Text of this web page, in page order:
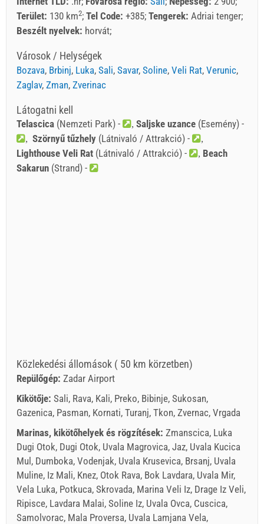
Terület: 130 km2 Tel Code: +385 Tengerek: Adriai tenger
Beszélt nyelvek: horvát
Városok / Helységek
Bozava, Brbinj, Luka, Sali, Savar, Soline, Veli Rat, Verunic,
Zaglav, Zman, Zverinac
Látogatni kell
Telascica (Nemzeti Park) - Saljske uzance (Esemény) -
Szörnyű tűzhely (Látnivaló / Attrakció) -
Lighthouse Veli Rat (Látnivaló / Attrakció) -
Beach
Sakarun (Strand) -
Közlekedési állomások ( 50 km körzetben)
Repülőgép: Zadar Airport
Kikötője: Sali, Rava, Kali, Preko, Bibinje, Sukosan,
Gazenica, Pasman, Kornati, Turanj, Tkon, Zvernac, Vrgada
Marinas, kikötőhelyek és rögzítések: Zmanscica, Luka
Dugi Otok, Dugi Otok, Uvala Magrovica, Jaz, Uvala Kucica
Mul, Dumboka, Vodenjak, Uvala Krusevica, Brsanj, Uvala
Muline, Iz Mali, Knez, Otok Rava, Bok Lavdara, Uvala Mir,
Vela Luka, Potkuca, Skrovada, Marina Veli Iz, Drage Iz Veli,
Ripisce, Lavdara Malai, Soline Iz, Uvala Ovca, Cuscica,
Samolvorac, Mala Proversa, Uvala Lamjana Vela,